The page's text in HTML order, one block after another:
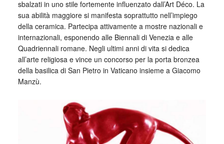
sbalzati in uno stile fortemente influenzato dall’Art Déco. La
sua abilità maggiore si manifesta soprattutto nell’impiego
della ceramica. Partecipa attivamente a mostre nazionali e
internazionali, esponendo alle Biennali di Venezia e alle
Quadriennali romane. Negli ultimi anni di vita si dedica
all’arte religiosa e vince un concorso per la porta bronzea
della basilica di San Pietro in Vaticano insieme a Giacomo
Manzù.